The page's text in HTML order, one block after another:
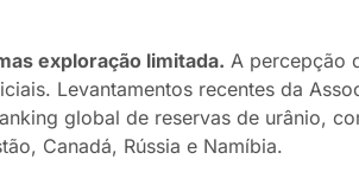
exploração limitada. A percepção
Levantamentos recentes da
global de reservas de urânio,
Canadá, Rússia e Namíbia.